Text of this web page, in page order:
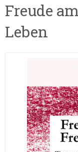
Freude
Leben